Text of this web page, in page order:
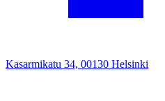
Kasarmikatu 34, 00130 Helsinki